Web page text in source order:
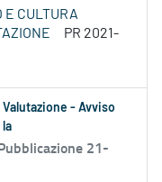
E CULTURA
PR 2021-
- Avviso
la
21-